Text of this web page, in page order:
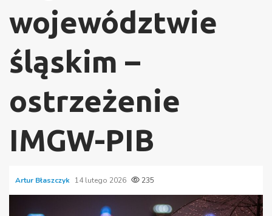
województwie
śląskim –
ostrzeżenie
IMGW-PIB
Artur Błaszczyk 14 lutego 2026 235